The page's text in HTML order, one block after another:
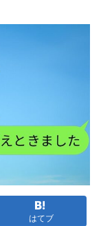
はてブ